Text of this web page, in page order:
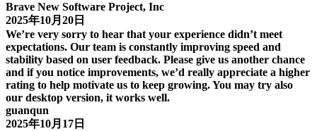
Brave New Software Project, Inc
2025年10月20日
We’re very sorry to hear that your experience didn’t meet
expectations. Our team is constantly improving speed and
stability based on user feedback. Please give us another chance
and if you notice improvements, we’d really appreciate a higher
rating to help motivate us to keep growing. You may try also
our desktop version, it works well.
guanqun
2025年10月17日